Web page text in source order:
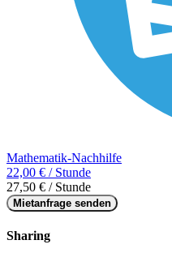
Mathematik-Nachhilfe
22,00 € / Stunde
27,50 € / Stunde
Mietanfrage senden
Sharing